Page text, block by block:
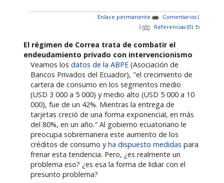
Enlace permanente
Comentarios (
)
Referencias (0)
El régimen de Correa trata de combatir el
endeudamiento privado con intervencionismo
Veamos losdatos de la ABPE (Asociación de
Bancos Privados del Ecuador), "el crecimiento de
cartera de consumo en los segmentos medio
(USD 3 000 a 5 000) y medio alto (USD 5 000 a 10
000), fue de un 42%. Mientras la entrega de
tarjetas creció de una forma exponencial, en más
del 80%, en un año." Al gobierno ecuatoriano le
preocupa sobremanera este aumento de los
créditos de consumo yha dispuesto medidas para
frenar esta tendencia. Pero, ¿es realmente un
problema eso? ¿es esa la forma de lidiar con el
presunto problema?